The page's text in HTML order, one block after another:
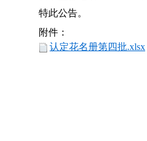
特此公告。
附件：
认定花名册第四批.xlsx